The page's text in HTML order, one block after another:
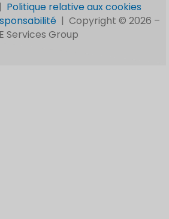
Politique relative aux cookies
| Copyright © 2026 –
Services Group